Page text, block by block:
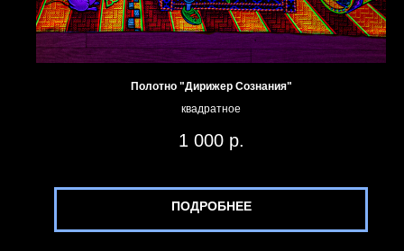
Полотно "Дирижер Сознания"
квадратное
1 000 р.
ПОДРОБНЕЕ